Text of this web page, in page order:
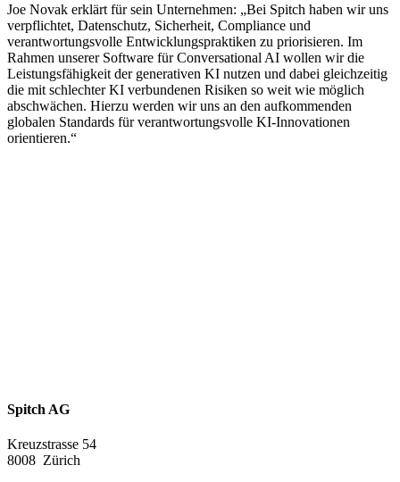
Joe Novak erklärt für sein Unternehmen: „Bei Spitch haben wir uns
verpflichtet, Datenschutz, Sicherheit, Compliance und
verantwortungsvolle Entwicklungspraktiken zu priorisieren. Im
Rahmen unserer Software für Conversational AI wollen wir die
Leistungsfähigkeit der generativen KI nutzen und dabei gleichzeitig
die mit schlechter KI verbundenen Risiken so weit wie möglich
abschwächen. Hierzu werden wir uns an den aufkommenden
globalen Standards für verantwortungsvolle KI-Innovationen
orientieren.“
Spitch AG
Kreuzstrasse 54
8008 Zürich